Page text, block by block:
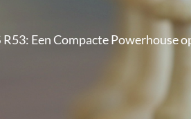
Een Compacte Powerhouse